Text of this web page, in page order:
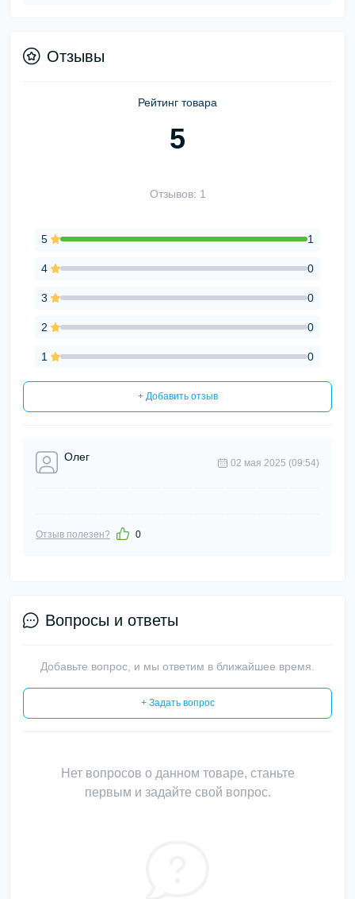
Отзывы
Рейтинг товара
5
Отзывов: 1
5 1
4 0
3 0
2 0
1 0
+ Добавить отзыв
Олег 02 мая 2025 (09:54)
Отзыв полезен? 0
Вопросы и ответы
Добавьте вопрос, и мы ответим в ближайшее время.
+ Задать вопрос
Нет вопросов о данном товаре, станьте
первым и задайте свой вопрос.